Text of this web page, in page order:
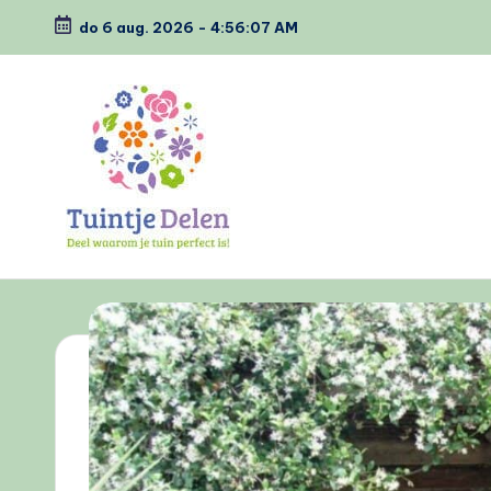
Ga
do 6 aug. 2026 - 4:56:08 AM
T
tj
waarom
jou
tuin
perfect